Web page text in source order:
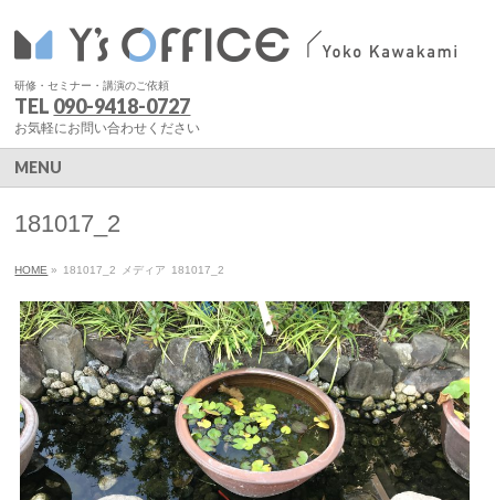
研修・セミナー・講演のご依頼
TEL 090-9418-0727
お気軽にお問い合わせください
MENU
181017_2
HOME » 181017_2 メディア 181017_2